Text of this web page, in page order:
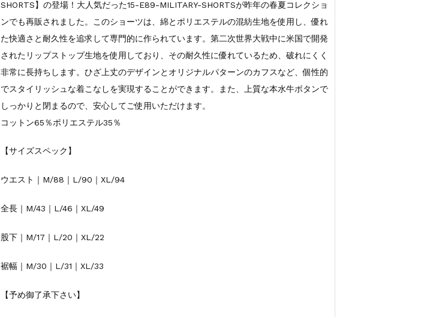
SHORTS】の登場！大人気だった15-E89-MILITARY-SHORTSが昨年の春夏コレクショ
ンでも再販されました。このショーツは、綿とポリエステルの混紡生地を使用し、優れ
た快適さと耐久性を追求して専門的に作られています。第二次世界大戦中に米国で開発
されたリップストップ生地を使用しており、その耐久性に優れているため、破れにくく
非常に長持ちします。ひざ上丈のデザインとオリジナルパターンのカフスなど、個性的
でスタイリッシュな着こなしを実現することができます。また、上質な本水牛ボタンで
しっかりと閉まるので、安心してご使用いただけます。
コットン65％ポリエステル35％
【サイズスペック】
ウエスト｜M/88｜L/90｜XL/94
全長｜M/43｜L/46｜XL/49
股下｜M/17｜L/20｜XL/22
裾幅｜M/30｜L/31｜XL/33
【予め御了承下さい】